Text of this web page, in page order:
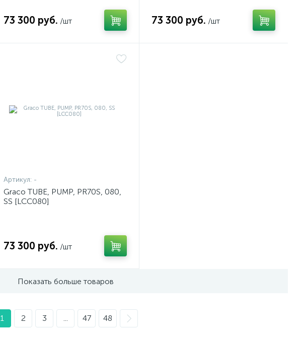
73 300 руб. /шт 73 300 руб. /шт
Артикул: -
Graco TUBE, PUMP, PR70S, 080,
SS [LCC080]
73 300 руб. /шт
Показать больше товаров
1 2 3 ... 47 48